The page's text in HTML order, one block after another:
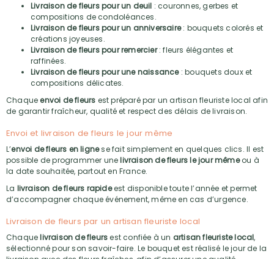
Livraison de fleurs pour un deuil : couronnes, gerbes et
compositions de condoléances.
Livraison de fleurs pour un anniversaire: bouquets colorés et
créations joyeuses.
Livraison de fleurs pour remercier: fleurs élégantes et
raffinées.
Livraison de fleurs pour une naissance: bouquets doux et
compositions délicates.
Chaque envoi de fleurs est préparé par un artisan fleuriste local afin
de garantir fraîcheur, qualité et respect des délais de livraison.
Envoi et livraison de fleurs le jour même
L’envoi de fleurs en lignese fait simplement en quelques clics. Il est
possible de programmer unelivraison de fleurs le jour mêmeou à
la date souhaitée, partout en France.
La livraison de fleurs rapideest disponible toute l’année et permet
d’accompagner chaque événement, même en cas d’urgence.
Livraison de fleurs par un artisan fleuriste local
Chaquelivraison de fleursest confiée à un artisan fleuriste local,
sélectionné pour son savoir-faire. Le bouquet est réalisé le jour de la